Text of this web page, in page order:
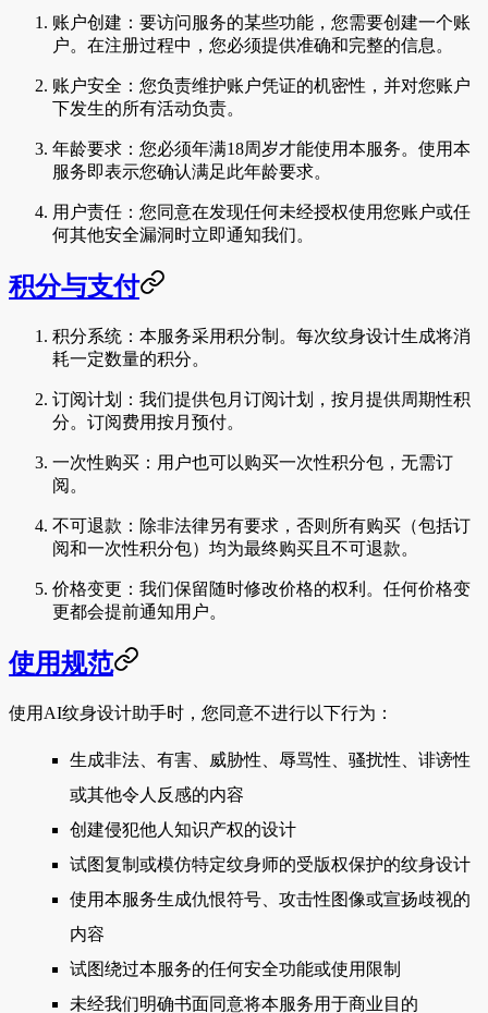
账户创建 ：要访问服务的某些功能，您需要创建一个账
户。在注册过程中，您必须提供准确和完整的信息。
账户安全 ：您负责维护账户凭证的机密性，并对您账户
下发生的所有活动负责。
年龄要求 ：您必须年满18周岁才能使用本服务。使用本
服务即表示您确认满足此年龄要求。
用户责任 ：您同意在发现任何未经授权使用您账户或任
何其他安全漏洞时立即通知我们。
积分与支付
积分系统 ：本服务采用积分制。每次纹身设计生成将消
耗一定数量的积分。
订阅计划
：我们提供包月订阅计划，按月提供周期性积
分。订阅费用按月预付。
一次性购买 ：用户也可以购买一次性积分包，无需订
阅。
不可退款 ：除非法律另有要求，否则所有购买（包括订
阅和一次性积分包）均为最终购买且不可退款。
价格变更 ：我们保留随时修改价格的权利。任何价格变
更都会提前通知用户。
使用规范
使用AI纹身设计助手时，您同意不进行以下行为：
生成非法、有害、威胁性、辱骂性、骚扰性、诽谤性
或其他令人反感的内容
创建侵犯他人知识产权的设计
试图复制或模仿特定纹身师的受版权保护的纹身设计
使用本服务生成仇恨符号、攻击性图像或宣扬歧视的
内容
试图绕过本服务的任何安全功能或使用限制
未经我们明确书面同意将本服务用于商业目的